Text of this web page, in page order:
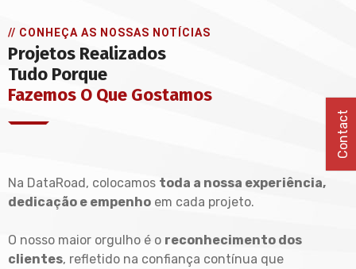
// CONHEÇA AS NOSSAS NOTÍCIAS
Projetos Realizados
Tudo Porque
Fazemos O Que Gostamos
Na DataRoad, colocamos toda a nossa experiência,
dedicação e empenho em cada projeto.
O nosso maior orgulho é o reconhecimento dos
clientes, refletido na confiança contínua que
Contact